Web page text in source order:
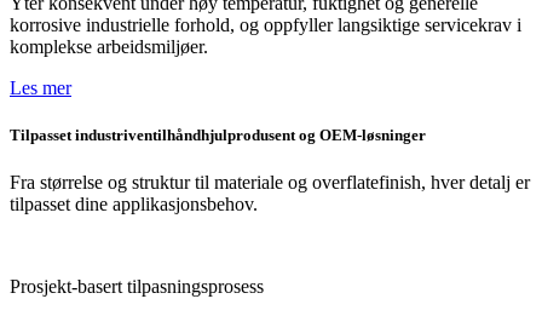
korrosive industrielle forhold, og oppfyller langsiktige servicekrav i
komplekse arbeidsmiljøer.
Les mer
Tilpasset industriventilhåndhjulprodusent og OEM-løsninger
Fra størrelse og struktur til materiale og overflatefinish, hver detalj er
tilpasset dine applikasjonsbehov.
Prosjekt-basert tilpasningsprosess